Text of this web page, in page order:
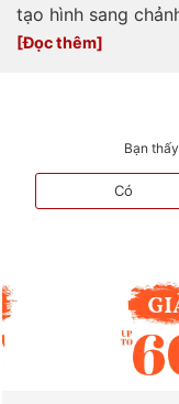
tạo hình sang
Bạn
Có